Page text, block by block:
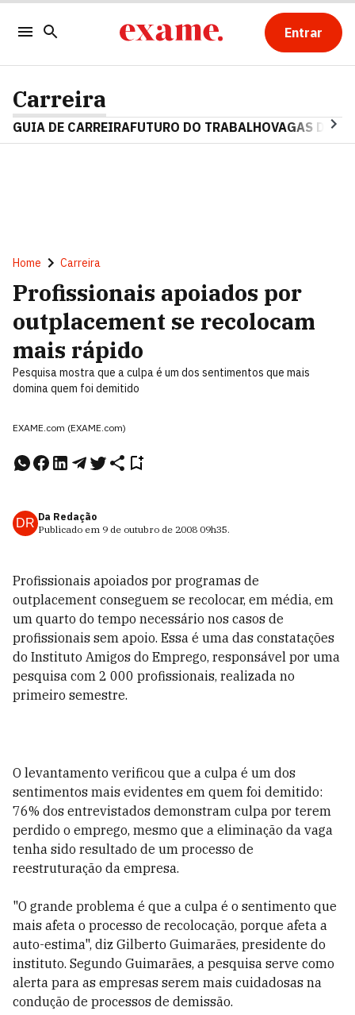
Entrar
Carreira
GUIA DE CARREIRAFUTURO DO TRABALHOVAGAS DE
Home Carreira
Profissionais apoiados por
outplacement se recolocam
mais rápido
Pesquisa mostra que a culpa é um dos sentimentos que mais
domina quem foi demitido
EXAME.com (EXAME.com)
DR Da Redação
Publicado em 9 de outubro de 2008 09h35.
Profissionais apoiados por programas de
outplacement conseguem se recolocar, em média, em
um quarto do tempo necessário nos casos de
profissionais sem apoio. Essa é uma das constatações
do Instituto Amigos do Emprego, responsável por uma
pesquisa com 2 000 profissionais, realizada no
primeiro semestre.
O levantamento verificou que a culpa é um dos
sentimentos mais evidentes em quem foi demitido:
76% dos entrevistados demonstram culpa por terem
perdido o emprego, mesmo que a eliminação da vaga
tenha sido resultado de um processo de
reestruturação da empresa.
"O grande problema é que a culpa é o sentimento que
mais afeta o processo de recolocação, porque afeta a
auto-estima", diz Gilberto Guimarães, presidente do
instituto. Segundo Guimarães, a pesquisa serve como
alerta para as empresas serem mais cuidadosas na
condução de processos de demissão.